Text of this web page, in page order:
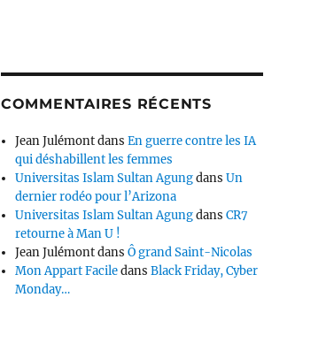
COMMENTAIRES RÉCENTS
Jean JulémontdansEn guerre contre les IA
qui déshabillent les femmes
Universitas Islam Sultan AgungdansUn
dernier rodéo pour l’Arizona
Universitas Islam Sultan AgungdansCR7
retourne à Man U !
Jean JulémontdansÔ grand Saint-Nicolas
Mon Appart FaciledansBlack Friday, Cyber
Monday…